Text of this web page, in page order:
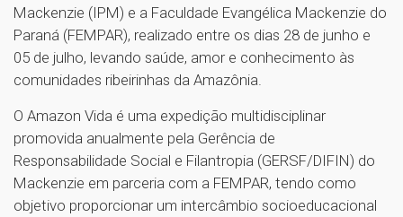
Mackenzie (IPM) e a Faculdade Evangélica Mackenzie do
Paraná (FEMPAR), realizado entre os dias 28 de junho e
05 de julho, levando saúde, amor e conhecimento às
comunidades ribeirinhas da Amazônia.
O Amazon Vida é uma expedição multidisciplinar
promovida anualmente pela Gerência de
Responsabilidade Social e Filantropia (GERSF/DIFIN) do
Mackenzie em parceria com a FEMPAR, tendo como
objetivo proporcionar um intercâmbio socioeducacional